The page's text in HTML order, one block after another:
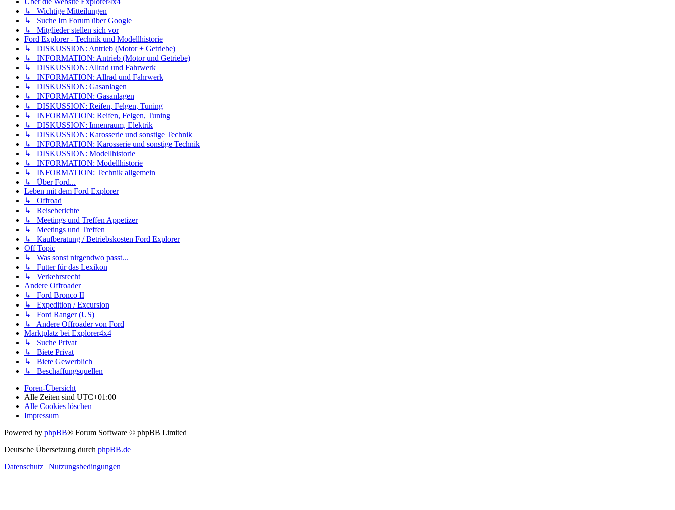
↳ Wichtige Mitteilungen
↳ Suche Im Forum über Google
↳ Mitglieder stellen sich vor
Ford Explorer - Technik und Modellhistorie
↳ DISKUSSION: Antrieb (Motor + Getriebe)
↳ INFORMATION: Antrieb (Motor und Getriebe)
↳ DISKUSSION: Allrad und Fahrwerk
↳ INFORMATION: Allrad und Fahrwerk
↳ DISKUSSION: Gasanlagen
↳ INFORMATION: Gasanlagen
↳ DISKUSSION: Reifen, Felgen, Tuning
↳ INFORMATION: Reifen, Felgen, Tuning
↳ DISKUSSION: Innenraum, Elektrik
↳ DISKUSSION: Karosserie und sonstige Technik
↳ INFORMATION: Karosserie und sonstige Technik
↳ DISKUSSION: Modellhistorie
↳ INFORMATION: Modellhistorie
↳ INFORMATION: Technik allgemein
↳ Über Ford...
Leben mit dem Ford Explorer
↳ Offroad
↳ Reiseberichte
↳ Meetings und Treffen Appetizer
↳ Meetings und Treffen
↳ Kaufberatung / Betriebskosten Ford Explorer
Off Topic
↳ Was sonst nirgendwo passt...
↳ Futter für das Lexikon
↳ Verkehrsrecht
Andere Offroader
↳ Ford Bronco II
↳ Expedition / Excursion
↳ Ford Ranger (US)
↳ Andere Offroader von Ford
Marktplatz bei Explorer4x4
↳ Suche Privat
↳ Biete Privat
↳ Biete Gewerblich
↳ Beschaffungsquellen
Foren-Übersicht
Alle Zeiten sind UTC+01:00
Alle Cookies löschen
Impressum
Powered by phpBB® Forum Software © phpBB Limited
Deutsche Übersetzung durch phpBB.de
Datenschutz | Nutzungsbedingungen